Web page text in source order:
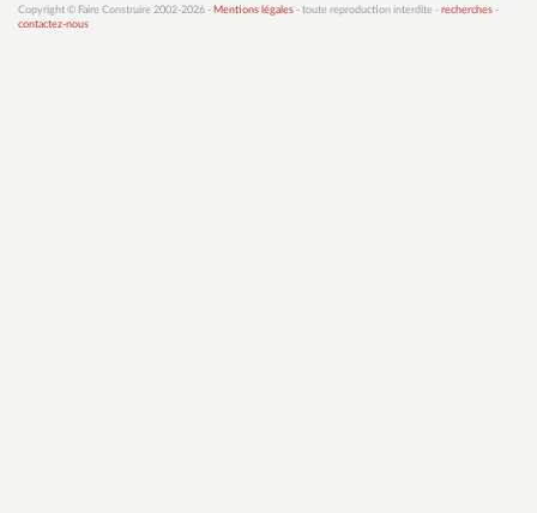
Copyright © Faire Construire 2002-2026 - Mentions légales - toute reproduction interdite - recherches -
contactez-nous